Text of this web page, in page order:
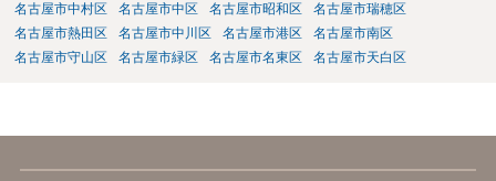
名古屋市中村区
名古屋市中区 名古屋市昭和区
名古屋市瑞穂区
名古屋市熱田区
名古屋市中川区 名古屋市港区
名古屋市南区
名古屋市守山区
名古屋市緑区 名古屋市名東区 名古屋市天白区